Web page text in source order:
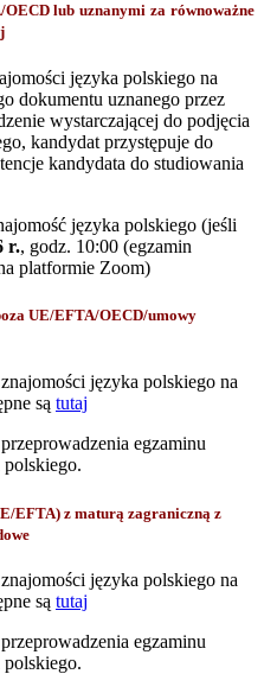
lub uznanymi za równoważne
języka polskiego na
dokumentu uznanego przez
wystarczającej do podjęcia
kandydat przystępuje do
kandydata do studiowania
języka polskiego (jeśli
r., godz. 10:00 (egzamin
platformie Zoom)
UE/EFTA/OECD/umowy
języka polskiego na
są tutaj
egzaminu
polskiego.
EFTA) z maturą zagraniczną z
języka polskiego na
są tutaj
egzaminu
polskiego.